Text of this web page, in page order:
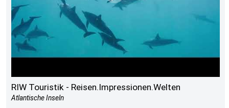
RIW Touristik - Reisen.Impressionen.Welten
Atlantische Inseln